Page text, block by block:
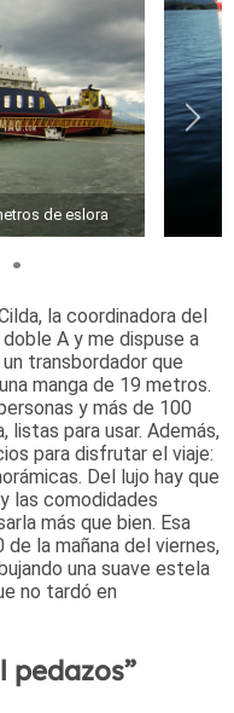
de eslora
la coordinadora del
A y me dispuse a
transbordador que
manga de 19 metros.
y más de 100
listas para usar. Además,
para disfrutar el viaje:
Del lujo hay que
las comodidades
más que bien. Esa
la mañana del viernes,
una suave estela
no tardó en
pedazos”